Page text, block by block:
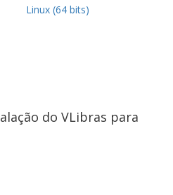
Linux (64 bits)
do VLibras para